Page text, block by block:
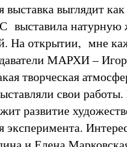
выглядит
натурную
На открытии, мне
МАРХИ –
творческая
свои
развитие